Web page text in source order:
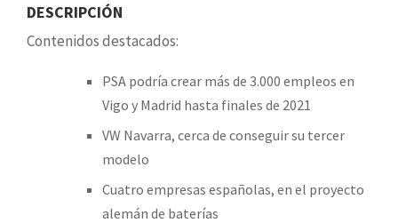
DESCRIPCIÓN
Contenidos destacados:
PSA podría crear más de 3.000 empleos en
Vigo y Madrid hasta finales de 2021
VW Navarra, cerca de conseguir su tercer
modelo
Cuatro empresas españolas, en el proyecto
alemán de baterías